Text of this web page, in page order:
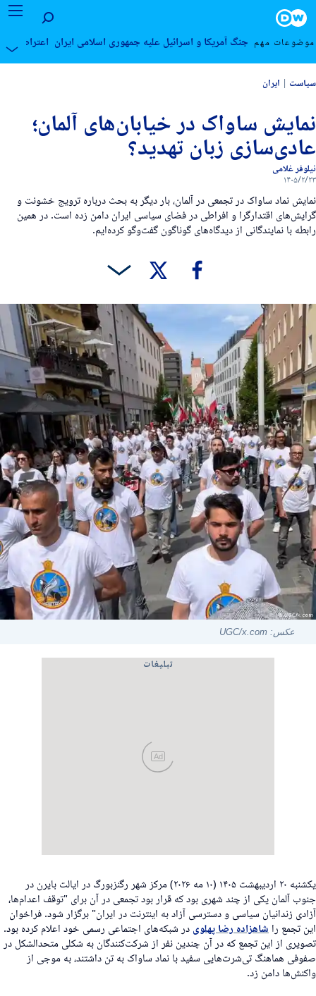
مهم جنگ آمریکا و اسرائیل علیه جمهوری اسلامی ایران اعتراضات
ایران
ساواک در خیابان‌های آلمان؛
زبان تهدید؟
غلامی
۲/۲۳
نماد ساواک در تجمعی در آلمان، بار دیگر به بحث درباره ترویج خشونت و
اقتدارگرا و افراطی در فضای سیاسی ایران دامن زده است. در همین
با نمایندگانی از دیدگاه‌های گوناگون گفت‌وگو کرده‌ایم.
عکس: UGC/x.com
تبلیغات
Ad
یکشنبه ۲۰ اردیبهشت ۱۴۰۵ (۱۰ مه ۲۰۲۶) مرکز شهر رگنزبورگ در ایالت بایرن در
آلمان یکی از چند شهری بود که قرار بود تجمعی در آن برای "توقف اعدام‌ها،
زندانیان سیاسی و دسترسی آزاد به اینترنت در ایران" برگزار شود. فراخوان
تجمع را شاهزاده رضا پهلویدر شبکه‌های اجتماعی رسمی خود اعلام کرده بود.
از این تجمع که در آن چندین نفر از شرکت‌کنندگان به شکلی متحدالشکل در
هماهنگ تی‌شرت‌هایی سفید با نماد ساواک به تن داشتند، به موجی از
دامن زد.